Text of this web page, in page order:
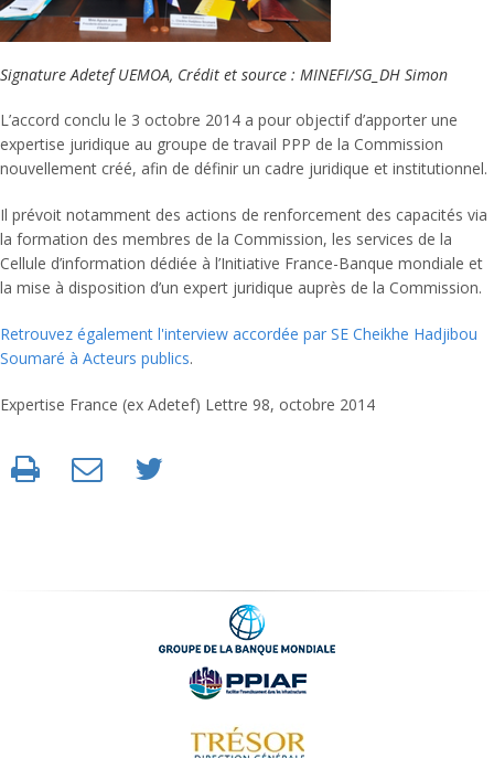
Signature Adetef UEMOA, Crédit et source : MINEFI/SG_DH Simon
L’accord conclu le 3 octobre 2014 a pour objectif d’apporter une
expertise juridique au groupe de travail PPP de la Commission
nouvellement créé, afin de définir un cadre juridique et institutionnel.
Il prévoit notamment des actions de renforcement des capacités via
la formation des membres de la Commission, les services de la
Cellule d’information dédiée à l’Initiative France-Banque mondiale et
la mise à disposition d’un expert juridique auprès de la Commission.
Retrouvez également l'interview accordée par SE Cheikhe Hadjibou
Soumaré à Acteurs publics.
Expertise France (ex Adetef) Lettre 98, octobre 2014